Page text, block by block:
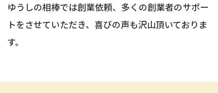
ゆうしの相棒では創業依頼、多くの創業者のサポー
トをさせていただき、喜びの声も沢山頂いておりま
す。